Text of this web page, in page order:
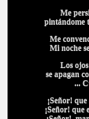
Me
pintándome
Me
Mi noche
Los
se apagan
...
¡Señor!
¡Señor! que